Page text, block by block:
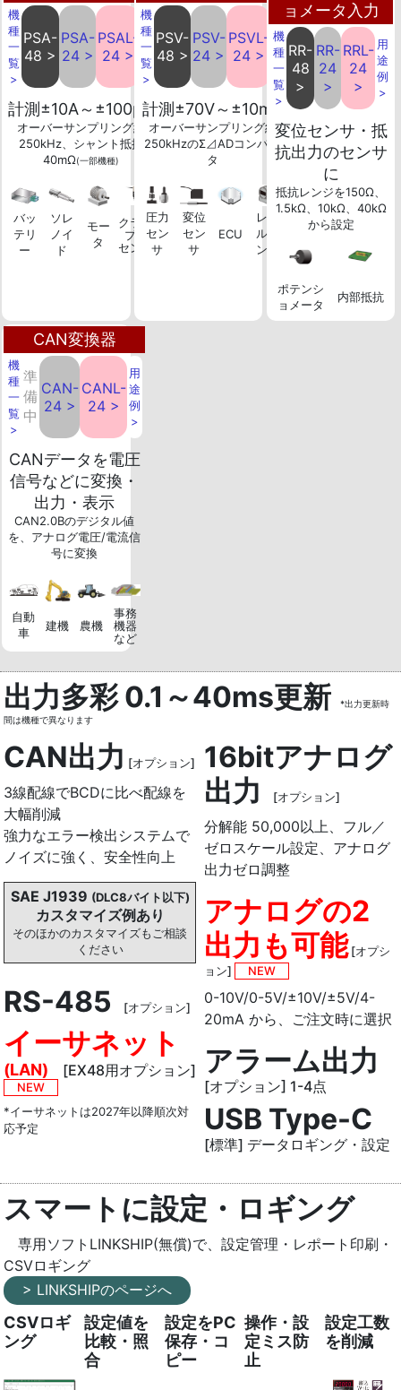
機
種
一
覧
>
PSA-
48 >
PSA-
24 >
PSAL-
24 >
用
途
例
>
計測±10A～±100μA
オーバーサンプリング約
250kHz、シャント抵抗
40mΩ(一部機種)
バッ
テリ
ー
ソレ
ノイ
ド
モー
タ
クラン
プ式
センサ
機
種
一
覧
>
PSV-
48 >
PSV-
24 >
PSVL-
24 >
用
途
例
>
計測±70V～±10mV
オーバーサンプリング約
250kHzのΣ⊿ADコンバー
タ
圧力
セン
サ
変位
セン
サ
ECU
レベ
ルセ
ンサ
ョメータ入力
機
種
一
覧
>
RR-
48
>
RR-
24
>
RRL-
24
>
用
途
例
>
変位センサ・抵
抗出力のセンサ
に
抵抗レンジを150Ω、
1.5kΩ、10kΩ、40kΩ
から設定
ポテンシ
ョメータ
内部抵抗
CAN変換器
機
種
一
覧
>
準
備
中
CAN-
24 >
CANL-
24 >
用
途
例
>
CANデータを電圧
信号などに変換・
出力・表示
CAN2.0Bのデジタル値
を、アナログ電圧/電流信
号に変換
自動
車
建機 農機
事務
機器
など
出力多彩 0.1～40ms更新 *出力更新時
間は機種で異なります
CAN出力 [オプション]
3線配線でBCDに比べ配線を
大幅削減
強力なエラー検出システムで
ノイズに強く、安全性向上
SAE J1939 (DLC8バイト以下)
カスタマイズ例あり
そのほかのカスタマイズもご相談
ください
RS-485 [オプション]
イーサネット
(LAN) [EX48用オプション]
NEW
*イーサネットは2027年以降順次対
応予定
16bitアナログ
出力
[オプション]
分解能 50,000以上、フル／
ゼロスケール設定、アナログ
出力ゼロ調整
アナログの2
出力も可能[オプシ
ョン]
NEW
0-10V/0-5V/±10V/±5V/4-
20mA から、ご注文時に選択
アラーム出力
[オプション] 1-4点
USB Type-C
[標準] データロギング・設定
スマートに設定・ロギング
専用ソフトLINKSHIP(無償)で、設定管理・レポート印刷・
CSVロギング
> LINKSHIPのページへ
CSVロギ
ング
設定値を
比較・照
合
設定をPC
保存・コ
ピー
操作・設
定ミス防
止
設定工数
を削減